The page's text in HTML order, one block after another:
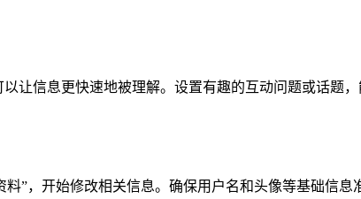
让信息更快速地被理解。设置有趣的互动问题或话题
”，开始修改相关信息。确保用户名和头像等基础信